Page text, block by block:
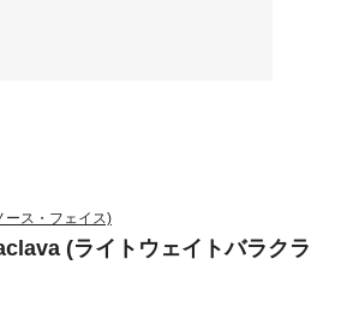
ース・フェイス)
(ライトウェイトバラクラ